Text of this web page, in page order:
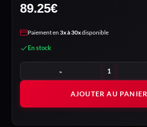
89.25€
Paiement en 3x à 30xdisponible
En stock
quantité de AMD Ryzen 5 5500
AJOUTER AU PANIER